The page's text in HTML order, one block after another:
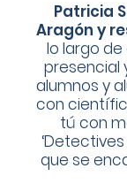
Patricia
Aragón y
lo largo
presencial
alumnos y
con
tú con
que se